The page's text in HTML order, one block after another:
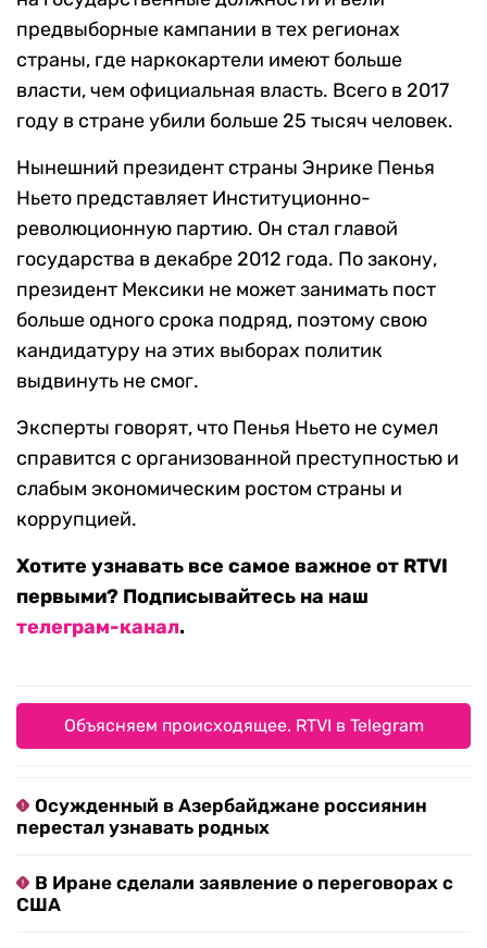
предвыборные кампании в тех регионах
страны, где наркокартели имеют больше
власти, чем официальная власть. Всего в 2017
году в стране убили больше 25 тысяч человек.
Нынешний президент страны Энрике Пенья
Ньето представляет Институционно-
революционную партию. Он стал главой
государства в декабре 2012 года. По закону,
президент Мексики не может занимать пост
больше одного срока подряд, поэтому свою
кандидатуру на этих выборах политик
выдвинуть не смог.
Эксперты говорят, что Пенья Ньето не сумел
справится с организованной преступностью и
слабым экономическим ростом страны и
коррупцией.
Хотите узнавать все самое важное от RTVI
первыми? Подписывайтесь на наш
телеграм-канал.
Объясняем происходящее. RTVI в Telegram
Осужденный в Азербайджане россиянин
перестал узнавать родных
В Иране сделали заявление о переговорах с
США